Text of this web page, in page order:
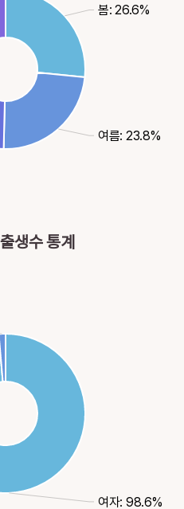
봄: 26.6%
여름: 23.8%
생수 통계
여자: 98.6%